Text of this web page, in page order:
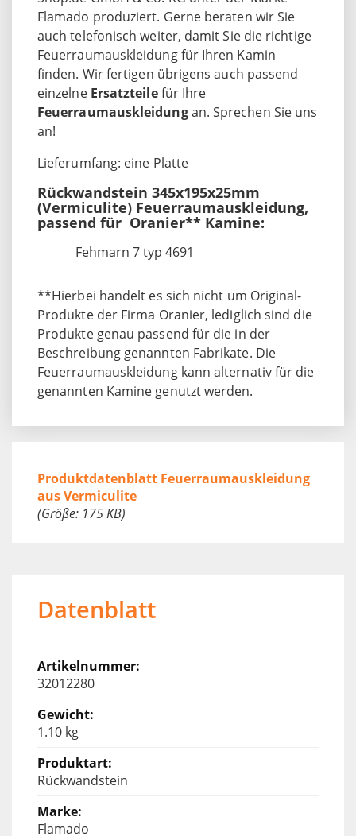
Flamado produziert. Gerne beraten wir Sie
auch telefonisch weiter, damit Sie die richtige
Feuerraumauskleidung für Ihren Kamin
finden. Wir fertigen übrigens auch passend
einzelne Ersatzteilefür Ihre
Feuerraumauskleidungan. Sprechen Sie uns
an!
Lieferumfang: eine Platte
Rückwandstein 345x195x25mm
(Vermiculite) Feuerraumauskleidung,
passend für Oranier** Kamine:
Fehmarn 7 typ 4691
**Hierbei handelt es sich nicht um Original-
Produkte der Firma Oranier, lediglich sind die
Produkte genau passend für die in der
Beschreibung genannten Fabrikate. Die
Feuerraumauskleidung kann alternativ für die
genannten Kamine genutzt werden.
Produktdatenblatt Feuerraumauskleidung
aus Vermiculite
(Größe: 175 KB)
Datenblatt
32012280
1.10 kg
Rückwandstein
Flamado